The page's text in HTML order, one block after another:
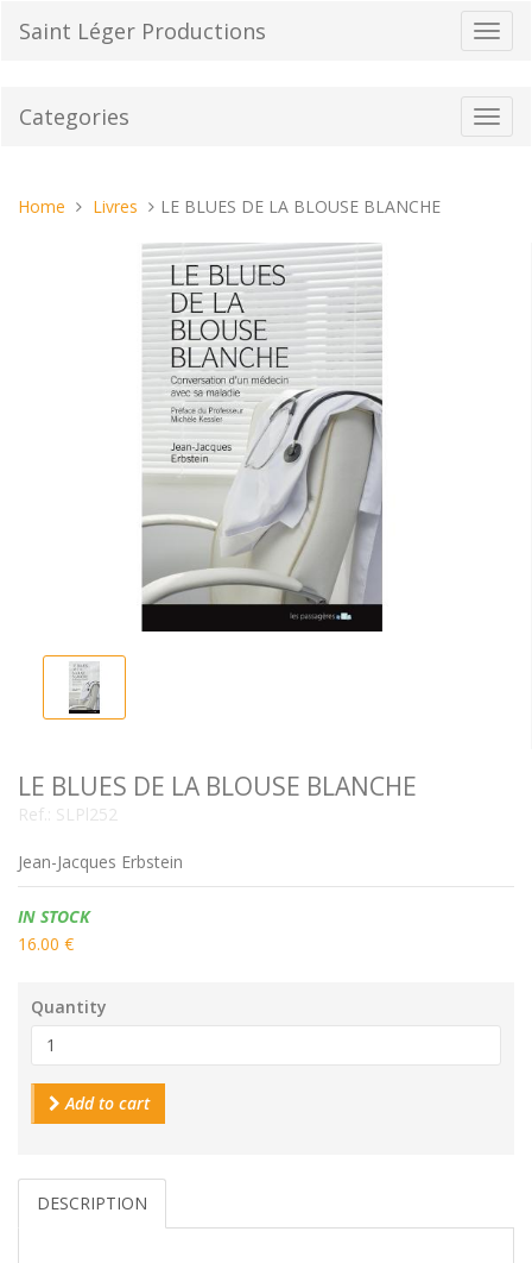
Saint Léger Productions
Categories
You
Home Livres LE BLUES DE LA BLOUSE BLANCHE
LE BLUES DE LA BLOUSE BLANCHE
Ref.: SLPl252
Jean-Jacques Erbstein
Availability:
IN STOCK
16.00 €
Quantity
Add to cart
DESCRIPTION